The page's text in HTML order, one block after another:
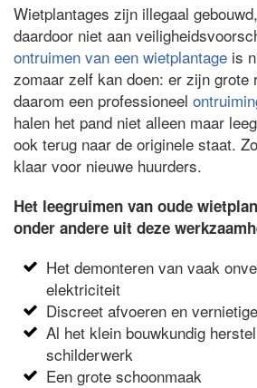
Wietplantages zijn illegaal
daardoor niet aan
ontruimen van een wietplantage is
zomaar zelf kan doen: er zijn grote
daarom een professioneel
halen het pand niet alleen maar
ook terug naar de originele staat.
klaar voor nieuwe huurders.
Het leegruimen van oude
onder andere uit deze
Het demonteren van vaak
elektriciteit
Discreet afvoeren en
Al het klein bouwkundig
schilderwerk
Een grote schoonmaak